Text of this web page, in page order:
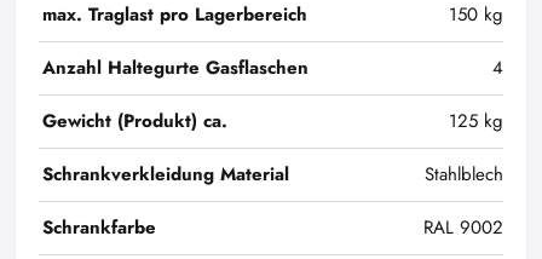
max. Traglast pro Lagerbereich
150 kg
Anzahl Haltegurte Gasflaschen
4
Gewicht (Produkt) ca.
125 kg
Schrankverkleidung Material
Stahlblech
Schrankfarbe
RAL 9002